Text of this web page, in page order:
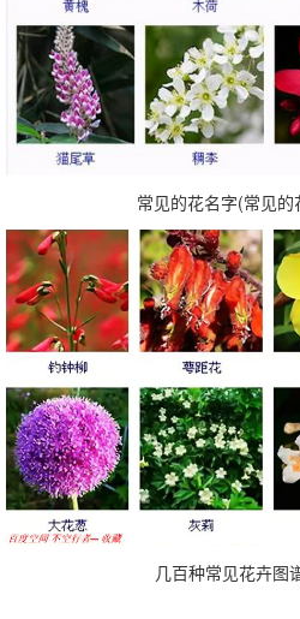
常见的花名字(常见
几百种常见花卉图